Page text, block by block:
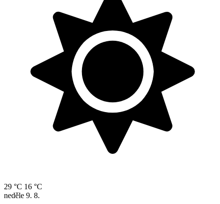
29 °C 16 °C
neděle 9. 8.